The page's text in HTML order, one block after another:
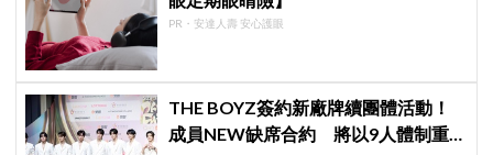
PR・安達人壽 安心護眼
THE BOYZ簽約新廠牌續團體活動！
成員NEW缺席合約 將以9人體制重